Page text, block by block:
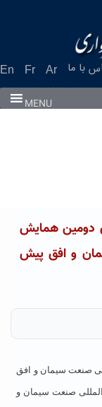
En Fr Ar با ما
MENU
دومین همایش
و افق پیش
صنعت سیمان و افق
صنعت سیمان و